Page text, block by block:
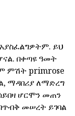
ይህ
በቀጣዩ ዓመት
ምሽት primrose
ማዳበሪያ ለማድረግ
ሆርሞን መጠን
መሠረት ይገባል